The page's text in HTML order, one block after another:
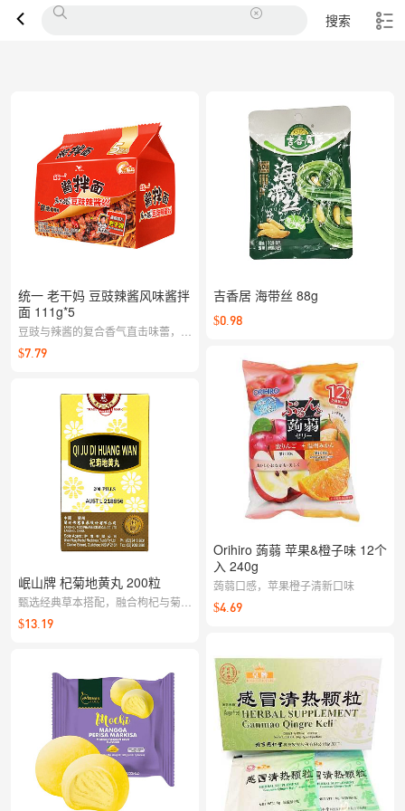
搜索
统一 老干妈 豆豉辣酱风味酱拌
面 111g*5
豆豉与辣酱的复合香气直击味蕾，面
条筋道不粘，干拌更带劲；酱香、辣
香层层递进，快手也能吃到满足。
$7.79
岷山牌 杞菊地黄丸 200粒
甄选经典草本搭配，融合枸杞与菊花
配伍理念，关注日常状态养护。适合
长时间用眼及作息不规律人群。
$13.19
吉香居 海带丝 88g
$0.98
Orihiro 蒟蒻 苹果&橙子味 12个
入 240g
蒟蒻口感，苹果橙子清新口味
$4.69